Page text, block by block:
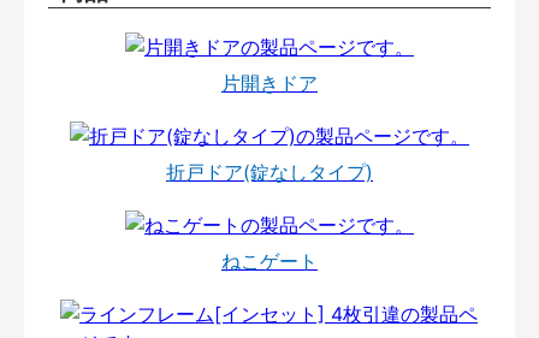
片開きドア
折戸ドア(錠なしタイプ)
ねこゲート